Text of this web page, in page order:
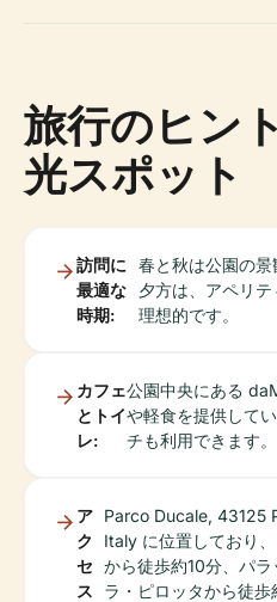
旅行のヒン
光スポット
訪問に
最適な
時期:
春と秋は公園の景
夕方は、アペリ
理想的です。
カフェ
とトイ
レ:
公園中央にある
や軽食を提供して
チも利用できます。
ア
ク
セ
ス
Parco Ducale, 43125
Italy に位置しており
から徒歩約10分、パラ
ラ・ピロッタから徒歩